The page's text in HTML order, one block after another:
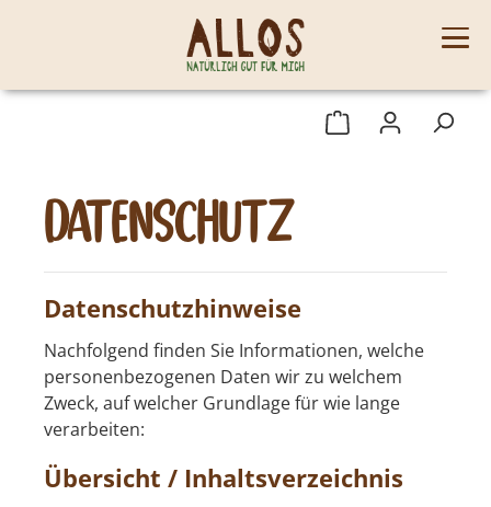
Datenschutz
Datenschutzhinweise
Nachfolgend finden Sie Informationen, welche
personenbezogenen Daten wir zu welchem
Zweck, auf welcher Grundlage für wie lange
verarbeiten:
Übersicht / Inhaltsverzeichnis